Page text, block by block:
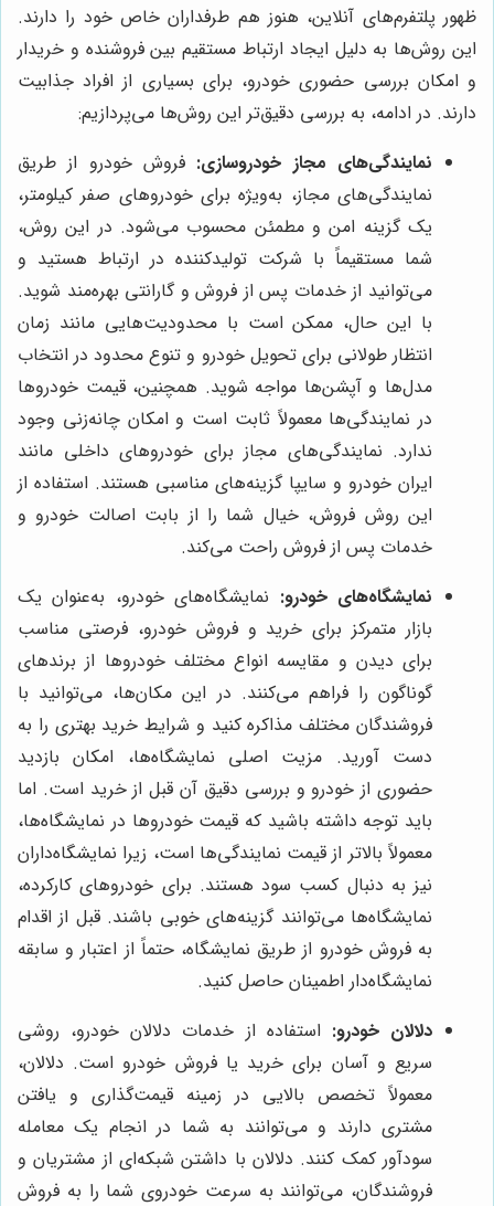
ظهور پلتفرم‌های آنلاین، هنوز هم طرفداران خاص خود را دارند.
این روش‌ها به دلیل ایجاد ارتباط مستقیم بین فروشنده و خریدار
و امکان بررسی حضوری خودرو، برای بسیاری از افراد جذابیت
دارند. در ادامه، به بررسی دقیق‌تر این روش‌ها می‌پردازیم:
نمایندگی‌های مجاز خودروسازی: فروش خودرو از طریق
نمایندگی‌های مجاز، به‌ویژه برای خودروهای صفر کیلومتر،
یک گزینه امن و مطمئن محسوب می‌شود. در این روش،
شما مستقیماً با شرکت تولیدکننده در ارتباط هستید و
می‌توانید از خدمات پس از فروش و گارانتی بهره‌مند شوید.
با این حال، ممکن است با محدودیت‌هایی مانند زمان
انتظار طولانی برای تحویل خودرو و تنوع محدود در انتخاب
مدل‌ها و آپشن‌ها مواجه شوید. همچنین، قیمت خودروها
در نمایندگی‌ها معمولاً ثابت است و امکان چانه‌زنی وجود
ندارد. نمایندگی‌های مجاز برای خودروهای داخلی مانند
ایران خودرو و سایپا گزینه‌های مناسبی هستند. استفاده از
این روش فروش، خیال شما را از بابت اصالت خودرو و
خدمات پس از فروش راحت می‌کند.
نمایشگاه‌های خودرو: نمایشگاه‌های خودرو، به‌عنوان یک
بازار متمرکز برای خرید و فروش خودرو، فرصتی مناسب
برای دیدن و مقایسه انواع مختلف خودروها از برندهای
گوناگون را فراهم می‌کنند. در این مکان‌ها، می‌توانید با
فروشندگان مختلف مذاکره کنید و شرایط خرید بهتری را به
دست آورید. مزیت اصلی نمایشگاه‌ها، امکان بازدید
حضوری از خودرو و بررسی دقیق آن قبل از خرید است. اما
باید توجه داشته باشید که قیمت خودروها در نمایشگاه‌ها،
معمولاً بالاتر از قیمت نمایندگی‌ها است، زیرا نمایشگاه‌داران
نیز به دنبال کسب سود هستند. برای خودروهای کارکرده،
نمایشگاه‌ها می‌توانند گزینه‌های خوبی باشند. قبل از اقدام
به فروش خودرو از طریق نمایشگاه، حتماً از اعتبار و سابقه
نمایشگاه‌دار اطمینان حاصل کنید.
دلالان خودرو: استفاده از خدمات دلالان خودرو، روشی
سریع و آسان برای خرید یا فروش خودرو است. دلالان،
معمولاً تخصص بالایی در زمینه قیمت‌گذاری و یافتن
مشتری دارند و می‌توانند به شما در انجام یک معامله
سودآور کمک کنند. دلالان با داشتن شبکه‌ای از مشتریان و
فروشندگان، می‌توانند به سرعت خودروی شما را به فروش